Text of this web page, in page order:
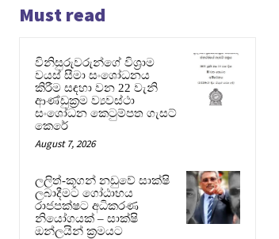
Must read
විනිසුරුවරුන්ගේ විශ්‍රාම
වයස් සීමා සංශෝධනය
කිරීම සඳහා වන 22 වැනි
ආණ්ඩුක්‍රම ව්‍යවස්ථා
සංශෝධන කෙටුම්පත ගැසට්
කෙරේ
August 7, 2026
ලලිත්-කූගන් නඩුවේ සාක්ෂි
ලබාදීමට ගෝඨාභය
රාජපක්ෂට අධිකරණ
නියෝගයක් – සාක්ෂි
ඔන්ලයින් ක්‍රමයට